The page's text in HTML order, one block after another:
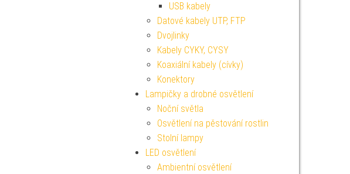
USB kabely
Datové kabely UTP, FTP
Dvojlinky
Kabely CYKY, CYSY
Koaxiální kabely (cívky)
Konektory
Lampičky a drobné osvětlení
Noční světla
Osvětlení na pěstování rostlin
Stolní lampy
LED osvětlení
Ambientní osvětlení